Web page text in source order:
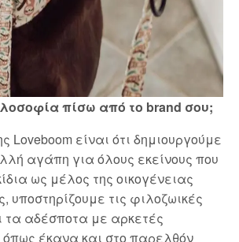
πίσω από το brand σου;
Loveboom είναι ότι δημιουργούμε
αγάπη για όλους εκείνους που
ως μέλος της οικογένειας
υποστηρίζουμε τις φιλοζωικές
τα αδέσποτα με αρκετές
έκανα και στο παρελθόν